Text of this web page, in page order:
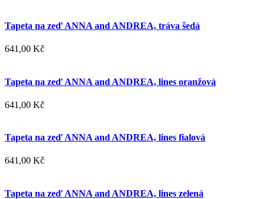
Tapeta na zeď ANNA and ANDREA, tráva šedá
641,00 Kč
Tapeta na zeď ANNA and ANDREA, lines oranžová
641,00 Kč
Tapeta na zeď ANNA and ANDREA, lines fialová
641,00 Kč
Tapeta na zeď ANNA and ANDREA, lines zelená